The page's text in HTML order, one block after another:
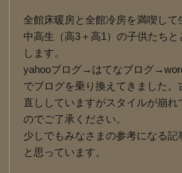
全館床暖房と全館冷房を満喫して
中高生（高3＋高1）の子供たち
します。
yahooブログ→はてなブログ
でブログを乗り換えてきました
直ししていますがスタイルが崩れ
のでご了承ください。
少しでもみなさまの参考になる記
と思っています。